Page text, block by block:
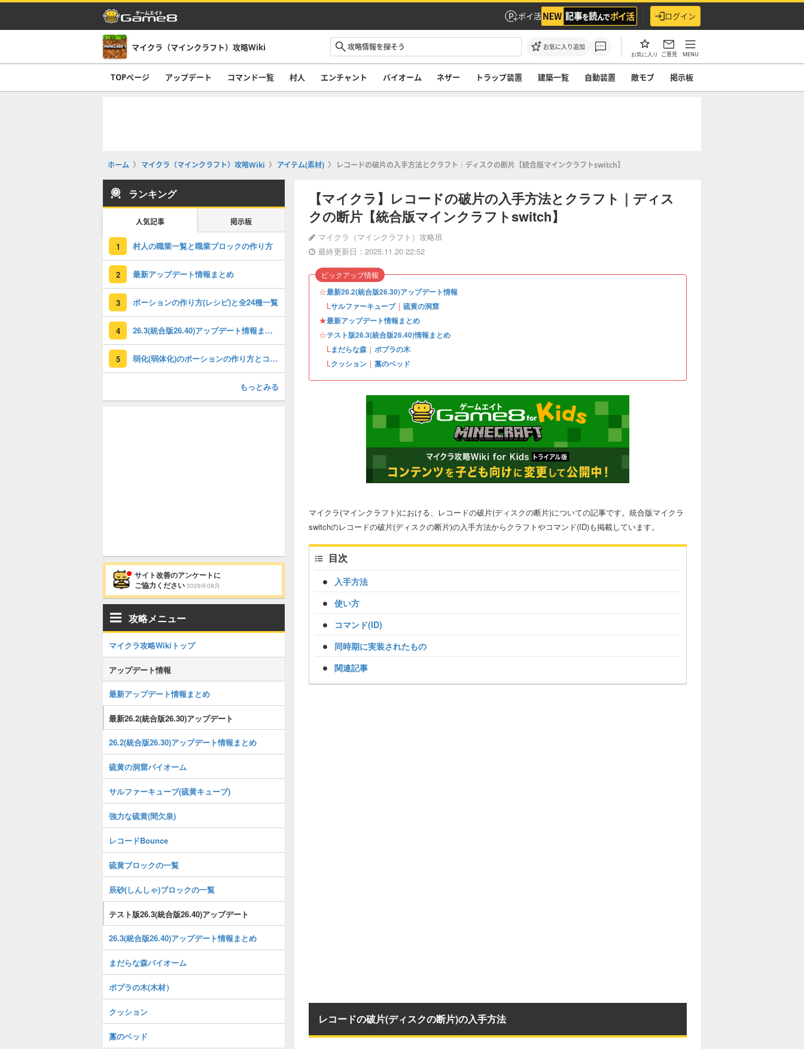
ポイ活 ログイン
マイクラ（マインクラフト）攻略Wiki お気に入り追加
お気に入り ご意見 MENU
TOPページ アップデート コマンド一覧 村人 エンチャント バイオーム ネザー トラップ装置 建築一覧 自動装置 敵モブ 掲示板
ホーム マイクラ（マインクラフト）攻略Wiki アイテム(素材) レコードの破片の入手方法とクラフト｜ディスクの断片【統合版マインクラフトswitch】
【マイクラ】レコードの破片の入手方法とクラフト｜ディス
クの断片【統合版マインクラフトswitch】
マイクラ（マインクラフト）攻略班
最終更新日：2025.11.20 22:52
☆最新26.2(統合版26.30)アップデート情報
Lサルファーキューブ｜ 硫黄の洞窟
★最新アップデート情報まとめ
☆テスト版26.3(統合版26.40)情報まとめ
Lまだらな森 ｜ ポプラの木
Lクッション ｜ 藁のベッド
ピックアップ情報
マイクラ(マインクラフト)における、レコードの破片(ディスクの断片)についての記事です。統合版マイクラ
switchのレコードの破片(ディスクの断片)の入手方法からクラフトやコマンド(ID)も掲載しています。
目次
入手方法
使い方
コマンド(ID)
同時期に実装されたもの
関連記事
レコードの破片(ディスクの断片)の入手方法
ランキング
人気記事 掲示板
1 村人の職業一覧と職業ブロックの作り方
2 最新アップデート情報まとめ
3 ポーションの作り方(レシピ)と全24種一覧
4 26.3(統合版26.40)アップデート情報まとめ・2026年第3弾アプデ
5 弱化(弱体化)のポーションの作り方とコマンド
もっとみる
サイト改善のアンケートに
ご協力ください 2026年08月
攻略メニュー
マイクラ攻略Wikiトップ
アップデート情報
最新アップデート情報まとめ
最新26.2(統合版26.30)アップデート
26.2(統合版26.30)アップデート情報まとめ
硫黄の洞窟バイオーム
サルファーキューブ(硫黄キューブ)
強力な硫黄(間欠泉)
レコードBounce
硫黄ブロックの一覧
辰砂(しんしゃ)ブロックの一覧
テスト版26.3(統合版26.40)アップデート
26.3(統合版26.40)アップデート情報まとめ
まだらな森バイオーム
ポプラの木(木材）
クッション
藁のベッド